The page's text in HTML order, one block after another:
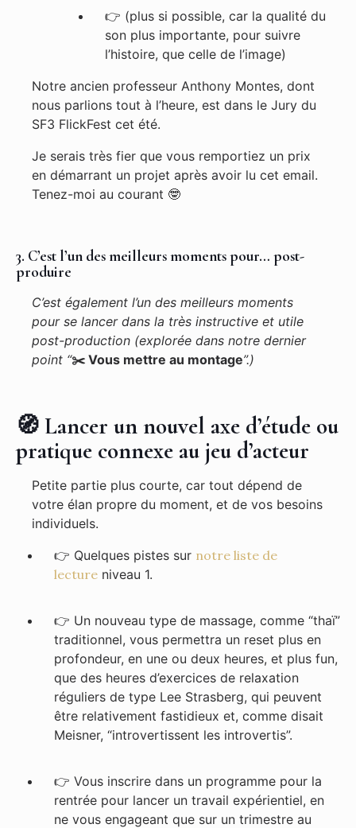
👉 (plus si possible, car la qualité du
son plus importante, pour suivre
l’histoire, que celle de l’image)
Notre ancien professeur Anthony Montes, dont
nous parlions tout à l’heure, est dans le Jury du
SF3 FlickFest cet été.
Je serais très fier que vous remportiez un prix
en démarrant un projet après avoir lu cet email.
Tenez-moi au courant 🤓
3. C’est l’un des meilleurs moments pour… post-
produire
C’est également l’un des meilleurs moments
pour se lancer dans la très instructive et utile
post-production (explorée dans notre dernier
point “✂️ Vous mettre au montage”.)
🧭 Lancer un nouvel axe d’étude ou
pratique connexe au jeu d’acteur
Petite partie plus courte, car tout dépend de
votre élan propre du moment, et de vos besoins
individuels.
👉 Quelques pistes sur notre liste de
lecture niveau 1.
👉 Un nouveau type de massage, comme “thaï”
traditionnel, vous permettra un reset plus en
profondeur, en une ou deux heures, et plus fun,
que des heures d’exercices de relaxation
réguliers de type Lee Strasberg, qui peuvent
être relativement fastidieux et, comme disait
Meisner, “introvertissent les introvertis”.
👉 Vous inscrire dans un programme pour la
rentrée pour lancer un travail expérientiel, en
ne vous engageant que sur un trimestre au